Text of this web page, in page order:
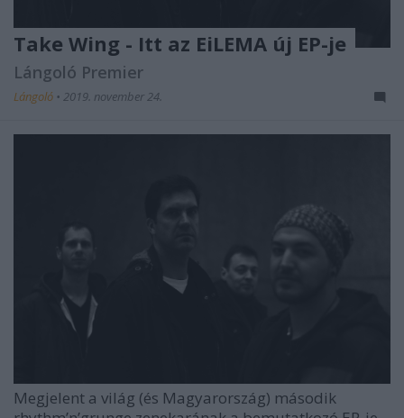
Take Wing - Itt az EiLEMA új EP-je
Lángoló Premier
Lángoló • 2019. november 24.
Megjelent a világ (és Magyarország) második